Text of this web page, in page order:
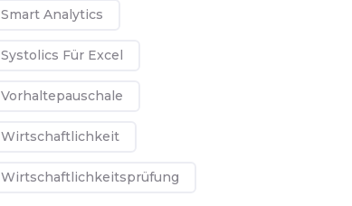
Smart Analytics
Systolics Für Excel
Vorhaltepauschale
Wirtschaftlichkeit
Wirtschaftlichkeitsprüfung